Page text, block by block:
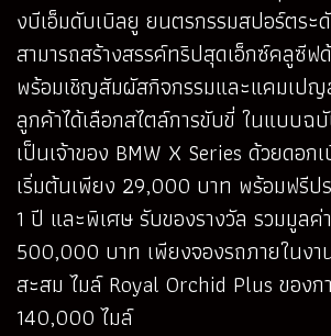
งบีเอ็มดับเบิลยู ยนตรกรรมสปอร์ตร
สามารถสร้างสรรค์ทริปสุดเอ็กซ์คลูซี
พร้อมเชิญสัมผัสกิจกรรมและแคมเปญ
ลูกค้าได้เลือกสไตล์การขับขี่ ในแบบ
เป็นเจ้าของ BMW X Series ด้วยดอ
เริ่มต้นเพียง 29,000 บาท พร้อมฟรีป
1 ปี และพิเศษ รับของรางวัล รวมมูลค่
500,000 บาท เพียงจองรถภายในง
สะสม ไมล์ Royal Orchid Plus ของ
140,000 ไมล์